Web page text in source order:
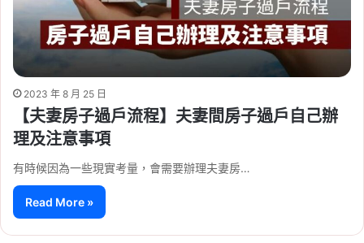
2023 年 8 月 25 日
【夫妻房子過戶流程】夫妻間房子過戶自己辦
理及注意事項
有時候因為一些現實考量，會需要辦理夫妻房…
Read More »